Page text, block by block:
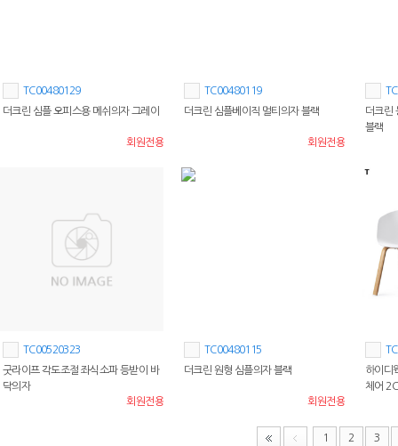
TC00480129
더크린 심플 오피스용 메쉬의자 그레이
회원전용
TC00480119
더크린 심플베이직 멀티의자 블랙
회원전용
더크린
블랙
TC00520323
굿라이프 각도조절 좌식소파 등받이 바
닥의자
회원전용
TC00480115
더크린 원형 심플의자 블랙
회원전용
하이디
체어
1 2 3